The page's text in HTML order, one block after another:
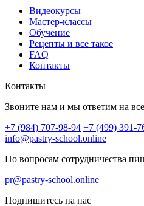
Видеокурсы
Мастер-классы
Обучение
Рецепты и все такое
FAQ
Контакты
Контакты
Звоните нам и мы ответим на
+7 (984) 707-98-94 +7 (499) 391-
info@pastry-school.online
По вопросам сотрудничества
pr@pastry-school.online
Подпишитесь на нас